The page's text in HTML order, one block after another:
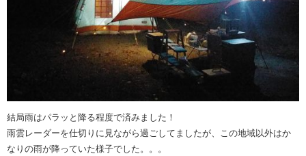
結局雨はパラッと降る程度で済みました！
雨雲レーダーを仕切りに見ながら過ごしてましたが、この地域以外はか
なりの雨が降っていた様子でした。。。